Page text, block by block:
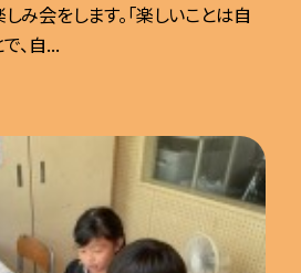
み会をします。「楽しいことは自
、自...